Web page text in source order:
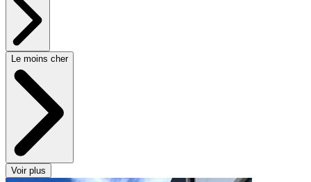
Le moins cher
Voir plus